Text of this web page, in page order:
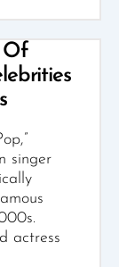
Of
singer
actress